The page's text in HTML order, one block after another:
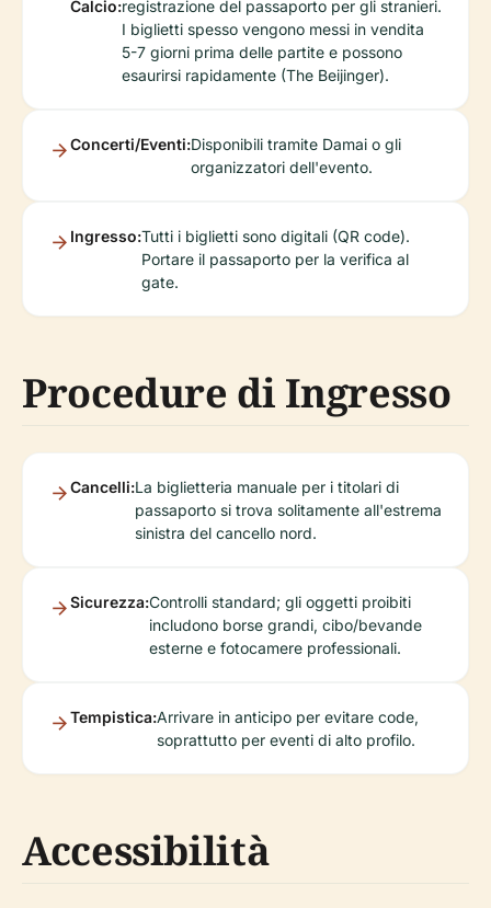
Calcio:registrazione del passaporto per gli stranieri.
I biglietti spesso vengono messi in vendita
5-7 giorni prima delle partite e possono
esaurirsi rapidamente (The Beijinger).
Concerti/Eventi:Disponibili tramite Damai o gli
organizzatori dell'evento.
Ingresso:Tutti i biglietti sono digitali (QR code).
Portare il passaporto per la verifica al
gate.
Procedure di Ingresso
Cancelli:La biglietteria manuale per i titolari di
passaporto si trova solitamente all'estrema
sinistra del cancello nord.
Sicurezza:Controlli standard; gli oggetti proibiti
includono borse grandi, cibo/bevande
esterne e fotocamere professionali.
Tempistica:Arrivare in anticipo per evitare code,
soprattutto per eventi di alto profilo.
Accessibilità